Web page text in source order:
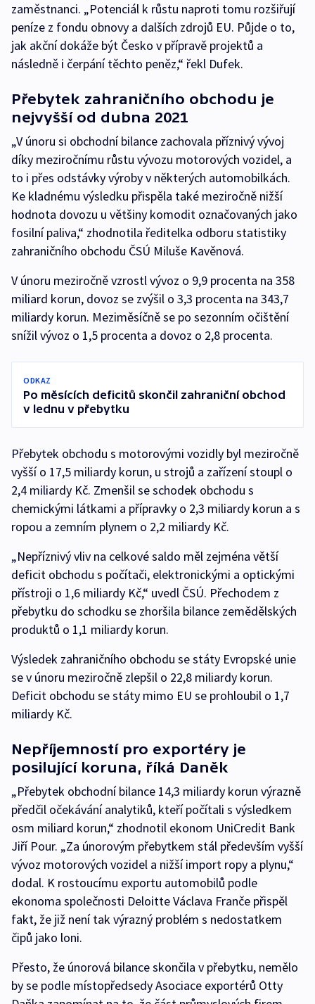
zaměstnanci. „Potenciál k růstu naproti tomu rozšiřují
peníze z fondu obnovy a dalších zdrojů EU. Půjde o to,
jak akční dokáže být Česko v přípravě projektů a
následně i čerpání těchto peněz,“ řekl Dufek.
Přebytek zahraničního obchodu je
nejvyšší od dubna 2021
„V únoru si obchodní bilance zachovala příznivý vývoj
díky meziročnímu růstu vývozu motorových vozidel, a
to i přes odstávky výroby v některých automobilkách.
Ke kladnému výsledku přispěla také meziročně nižší
hodnota dovozu u většiny komodit označovaných jako
fosilní paliva,“ zhodnotila ředitelka odboru statistiky
zahraničního obchodu ČSÚ Miluše Kavěnová.
V únoru meziročně vzrostl vývoz o 9,9 procenta na 358
miliard korun, dovoz se zvýšil o 3,3 procenta na 343,7
miliardy korun. Meziměsíčně se po sezonním očištění
snížil vývoz o 1,5 procenta a dovoz o 2,8 procenta.
ODKAZ
Po měsících deficitů skončil zahraniční obchod
v lednu v přebytku
Přebytek obchodu s motorovými vozidly byl meziročně
vyšší o 17,5 miliardy korun, u strojů a zařízení stoupl o
2,4 miliardy Kč. Zmenšil se schodek obchodu s
chemickými látkami a přípravky o 2,3 miliardy korun a s
ropou a zemním plynem o 2,2 miliardy Kč.
„Nepříznivý vliv na celkové saldo měl zejména větší
deficit obchodu s počítači, elektronickými a optickými
přístroji o 1,6 miliardy Kč,“ uvedl ČSÚ. Přechodem z
přebytku do schodku se zhoršila bilance zemědělských
produktů o 1,1 miliardy korun.
Výsledek zahraničního obchodu se státy Evropské unie
se v únoru meziročně zlepšil o 22,8 miliardy korun.
Deficit obchodu se státy mimo EU se prohloubil o 1,7
miliardy Kč.
Nepříjemností pro exportéry je
posilující koruna, říká Daněk
„Přebytek obchodní bilance 14,3 miliardy korun výrazně
předčil očekávání analytiků, kteří počítali s výsledkem
osm miliard korun,“ zhodnotil ekonom UniCredit Bank
Jiří Pour. „Za únorovým přebytkem stál především vyšší
vývoz motorových vozidel a nižší import ropy a plynu,“
dodal. K rostoucímu exportu automobilů podle
ekonoma společnosti Deloitte Václava Franče přispěl
fakt, že již není tak výrazný problém s nedostatkem
čipů jako loni.
Přesto, že únorová bilance skončila v přebytku, nemělo
by se podle místopředsedy Asociace exportérů Otty